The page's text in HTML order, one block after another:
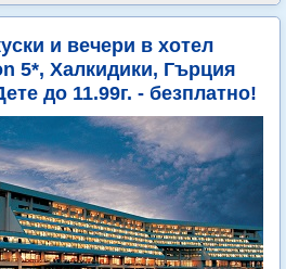
и вечери в хотел
5*, Халкидики, Гърция
до 11.99г. - безплатно!